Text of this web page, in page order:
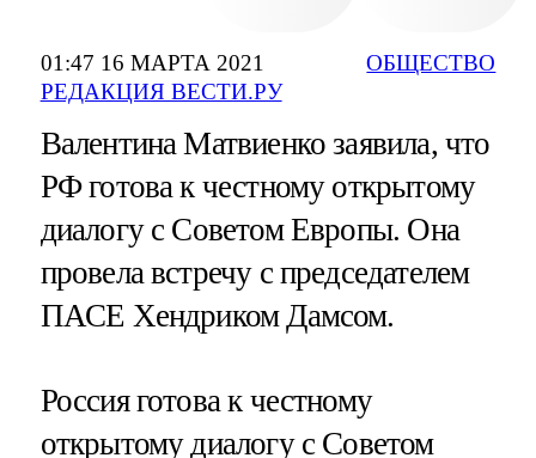
01:47 16 МАРТА 2021
РЕДАКЦИЯ ВЕСТИ.РУ
ОБЩЕСТВО
Валентина Матвиенко заявила, что
РФ готова к честному открытому
диалогу с Советом Европы. Она
провела встречу с председателем
ПАСЕ Хендриком Дамсом.
Россия готова к честному
открытому диалогу с Советом